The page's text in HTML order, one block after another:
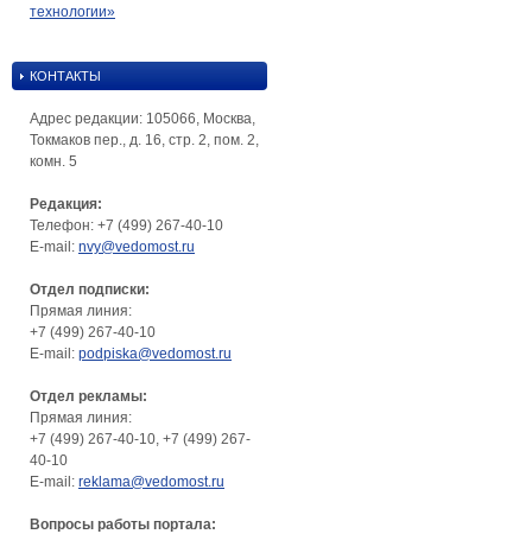
технологии»
КОНТАКТЫ
Адрес редакции: 105066, Москва,
Токмаков пер., д. 16, стр. 2, пом. 2,
комн. 5
Редакция:
Телефон: +7 (499) 267-40-10
E-mail: nvy@vedomost.ru
Отдел подписки:
Прямая линия:
+7 (499) 267-40-10
E-mail: podpiska@vedomost.ru
Отдел рекламы:
Прямая линия:
+7 (499) 267-40-10, +7 (499) 267-
40-10
E-mail: reklama@vedomost.ru
Вопросы работы портала: